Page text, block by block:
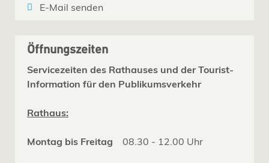
E-Mail senden
Öffnungszeiten
Servicezeiten des Rathauses und der Tourist-
Information für den Publikumsverkehr
Rathaus:
Montag bis Freitag 08.30 - 12.00 Uhr